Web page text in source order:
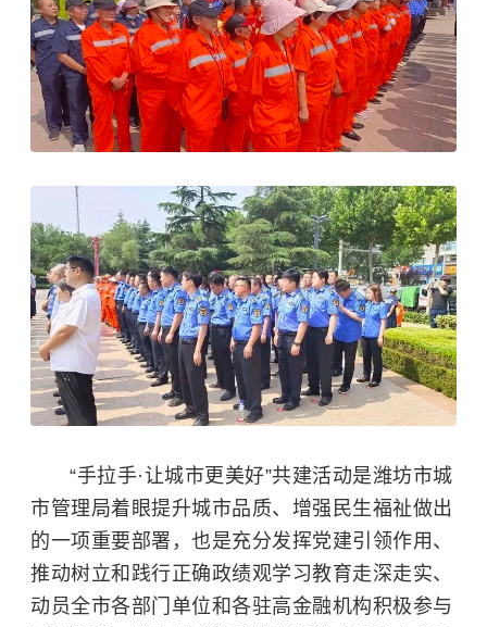
“手拉手·让城市更美好”共建活动是潍坊市城
市管理局着眼提升城市品质、增强民生福祉做出
的一项重要部署，也是充分发挥党建引领作用、
推动树立和践行正确政绩观学习教育走深走实、
动员全市各部门单位和各驻高金融机构积极参与